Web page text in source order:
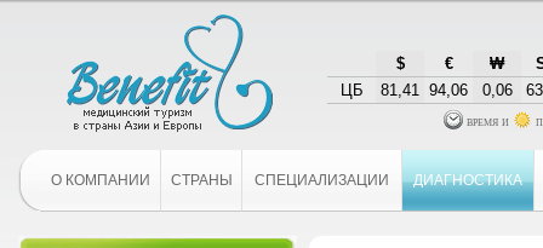
$ € ₩
ЦБ
81,41 94,06 0,06
время и
О КОМПАНИИ СТРАНЫ СПЕЦИАЛИЗАЦИИ ДИАГНОСТИКА